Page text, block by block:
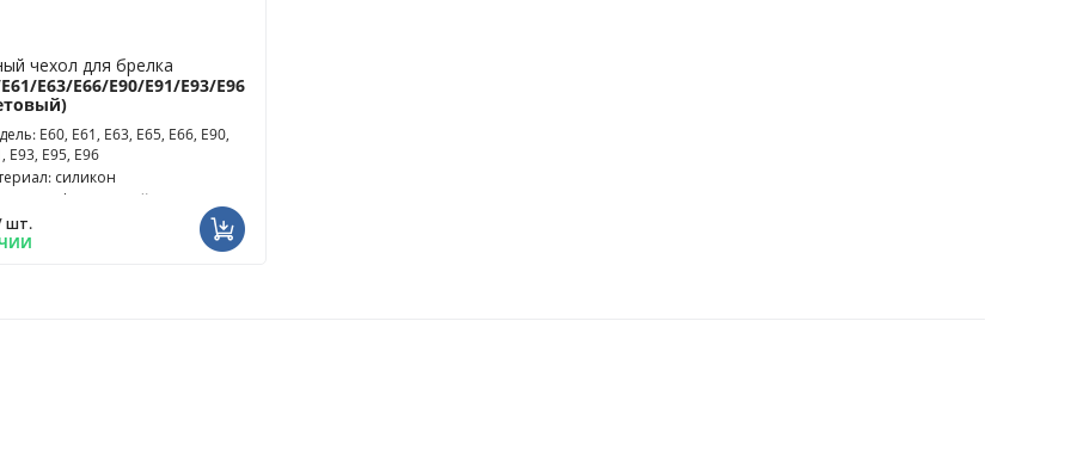
чехол для брелка
E63/E66/E90/E91/E93/E96
E60, E61, E63, E65, E66, E90,
E93, E95, E96
силикон
чехла: фиолетовый
шт.